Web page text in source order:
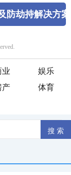
业
娱乐
产
体育